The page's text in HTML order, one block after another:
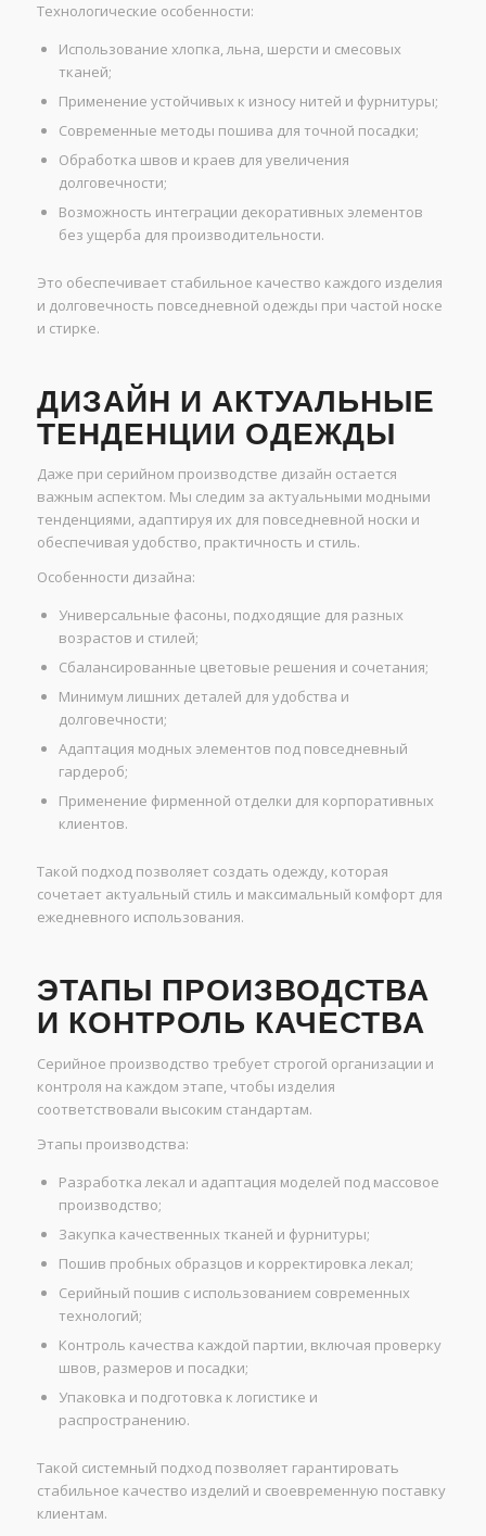
Технологические особенности:
Использование хлопка, льна, шерсти и смесовых
тканей;
Применение устойчивых к износу нитей и фурнитуры;
Современные методы пошива для точной посадки;
Обработка швов и краев для увеличения
долговечности;
Возможность интеграции декоративных элементов
без ущерба для производительности.
Это обеспечивает стабильное качество каждого изделия
и долговечность повседневной одежды при частой носке
и стирке.
ДИЗАЙН И АКТУАЛЬНЫЕ
ТЕНДЕНЦИИ ОДЕЖДЫ
Даже при серийном производстве дизайн остается
важным аспектом. Мы следим за актуальными модными
тенденциями, адаптируя их для повседневной носки и
обеспечивая удобство, практичность и стиль.
Особенности дизайна:
Универсальные фасоны, подходящие для разных
возрастов и стилей;
Сбалансированные цветовые решения и сочетания;
Минимум лишних деталей для удобства и
долговечности;
Адаптация модных элементов под повседневный
гардероб;
Применение фирменной отделки для корпоративных
клиентов.
Такой подход позволяет создать одежду, которая
сочетает актуальный стиль и максимальный комфорт для
ежедневного использования.
ЭТАПЫ ПРОИЗВОДСТВА
И КОНТРОЛЬ КАЧЕСТВА
Серийное производство требует строгой организации и
контроля на каждом этапе, чтобы изделия
соответствовали высоким стандартам.
Этапы производства:
Разработка лекал и адаптация моделей под массовое
производство;
Закупка качественных тканей и фурнитуры;
Пошив пробных образцов и корректировка лекал;
Серийный пошив с использованием современных
технологий;
Контроль качества каждой партии, включая проверку
швов, размеров и посадки;
Упаковка и подготовка к логистике и
распространению.
Такой системный подход позволяет гарантировать
стабильное качество изделий и своевременную поставку
клиентам.